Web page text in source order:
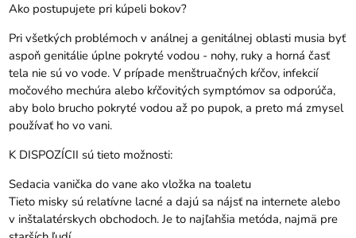
Ako postupujete pri kúpeli bokov?
Pri všetkých problémoch v análnej a genitálnej oblasti musia byť
aspoň genitálie úplne pokryté vodou - nohy, ruky a horná časť
tela nie sú vo vode. V prípade menštruačných kŕčov, infekcií
močového mechúra alebo kŕčovitých symptómov sa odporúča,
aby bolo brucho pokryté vodou až po pupok, a preto má zmysel
používať ho vo vani.
K DISPOZÍCII sú tieto možnosti:
Sedacia vanička do vane ako vložka na toaletu
Tieto misky sú relatívne lacné a dajú sa nájsť na internete alebo
v inštalatérskych obchodoch. Je to najľahšia metóda, najmä pre